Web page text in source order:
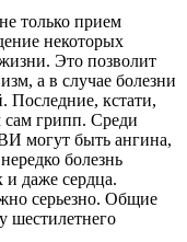
только прием
некоторых
Это позволит
а в случае болезни
Последние, кстати,
сам грипп. Среди
могут быть ангина,
болезнь
и даже сердца.
серьезно. Общие